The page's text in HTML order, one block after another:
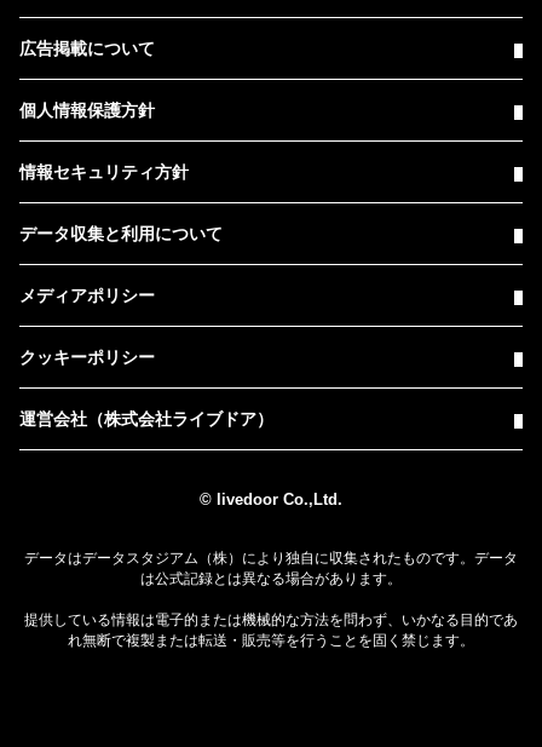
広告掲載について
個人情報保護方針
情報セキュリティ方針
データ収集と利用について
メディアポリシー
クッキーポリシー
運営会社（株式会社ライブドア）
© livedoor Co.,Ltd.
データはデータスタジアム（株）により独自に収集されたものです。データ
は公式記録とは異なる場合があります。
提供している情報は電子的または機械的な方法を問わず、いかなる目的であ
れ無断で複製または転送・販売等を行うことを固く禁じます。